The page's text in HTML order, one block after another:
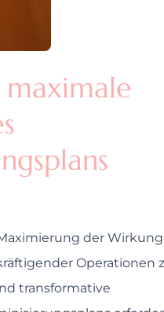
der Wirkung
Operationen
transformative